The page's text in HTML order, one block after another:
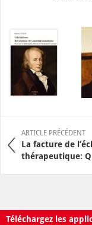
ARTICLE PRÉCÉDENT
La facture de
thérapeutique:
Téléchargez les